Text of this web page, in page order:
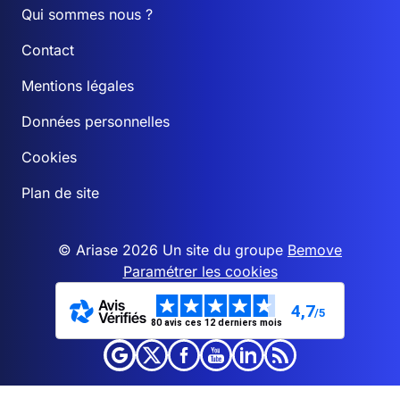
Qui sommes nous ?
Contact
Mentions légales
Données personnelles
Cookies
Plan de site
© Ariase 2026 Un site du groupe Bemove
Paramétrer les cookies
80 avis ces 12 derniers mois
4,7/5